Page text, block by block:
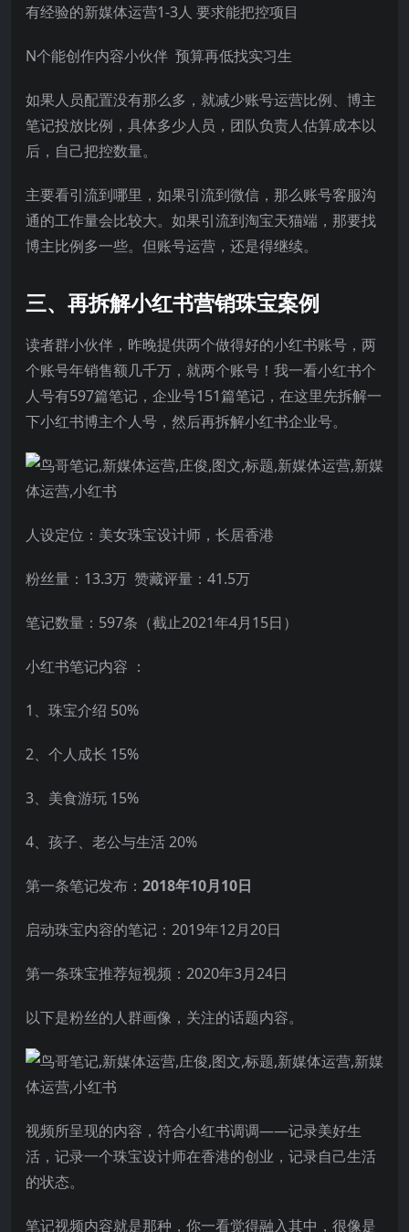
有经验的新媒体运营1-3人 要求能把控项目
N个能创作内容小伙伴 预算再低找实习生
如果人员配置没有那么多，就减少账号运营比例、博主
笔记投放比例，具体多少人员，团队负责人估算成本以
后，自己把控数量。
主要看引流到哪里，如果引流到微信，那么账号客服沟
通的工作量会比较大。如果引流到淘宝天猫端，那要找
博主比例多一些。但账号运营，还是得继续。
三、再拆解小红书营销珠宝案例
读者群小伙伴，昨晚提供两个做得好的小红书账号，两
个账号年销售额几千万，就两个账号！我一看小红书个
人号有597篇笔记，企业号151篇笔记，在这里先拆解一
下小红书博主个人号，然后再拆解小红书企业号。
人设定位：美女珠宝设计师，长居香港
粉丝量：13.3万 赞藏评量：41.5万
笔记数量：597条（截止2021年4月15日）
小红书笔记内容 ：
1、珠宝介绍 50%
2、个人成长 15%
3、美食游玩 15%
4、孩子、老公与生活 20%
第一条笔记发布： 2018年10月10日
启动珠宝内容的笔记：2019年12月20日
第一条珠宝推荐短视频：2020年3月24日
以下是粉丝的人群画像，关注的话题内容。
视频所呈现的内容，符合小红书调调——记录美好生
活，记录一个珠宝设计师在香港的创业，记录自己生活
的状态。
笔记视频内容就是那种，你一看觉得融入其中，很像是